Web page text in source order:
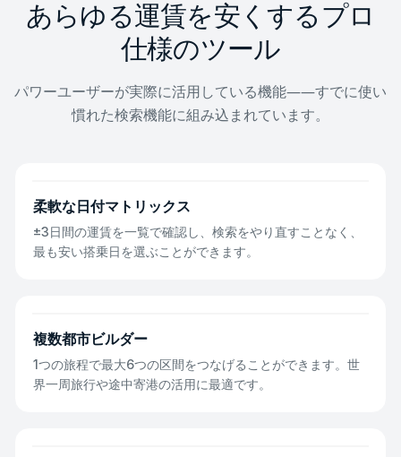
あらゆる運賃を安くするプロ
仕様のツール
パワーユーザーが実際に活用している機能――すでに使い
慣れた検索機能に組み込まれています。
柔軟な日付マトリックス
±3日間の運賃を一覧で確認し、検索をやり直すことなく、
最も安い搭乗日を選ぶことができます。
複数都市ビルダー
1つの旅程で最大6つの区間をつなげることができます。世
界一周旅行や途中寄港の活用に最適です。